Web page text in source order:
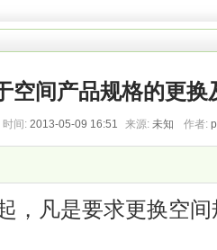
空间产品规格的更换
时间: 2013-05-09 16:51 来源: 未知 作者:
，凡是要求更换空